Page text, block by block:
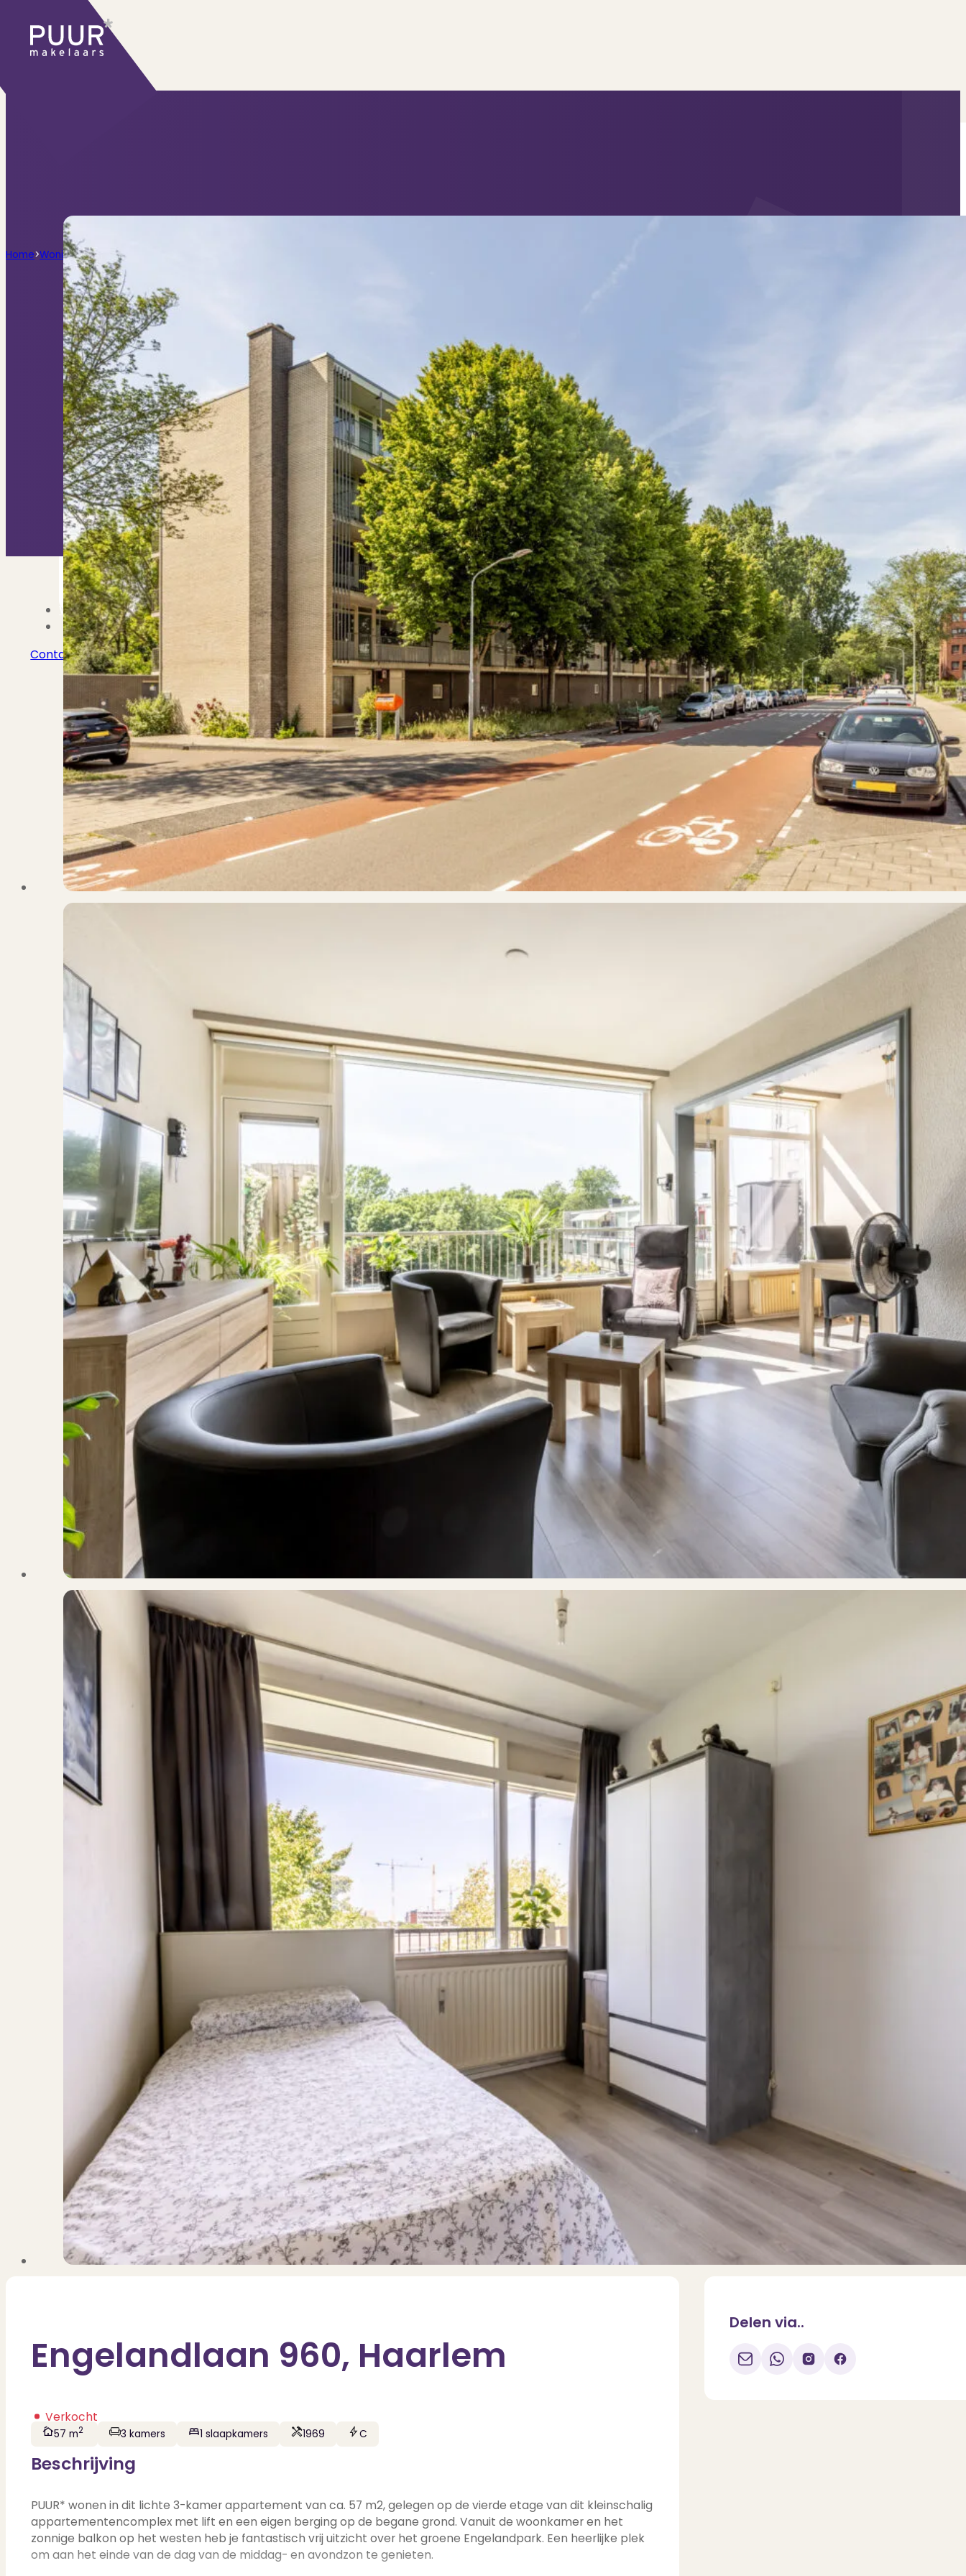
Diensten
Verkoop
Aankoop
TaxatieVoldoe aan alle wettelijke eisen
Stille Verkoop
Nieuwbouw verkopen Vraagt om specialistische kennis...
VerhurenVerhuur uw woning via ons netwerk
Verhuur & Beheer Huurwoningen én beheer op maat
VerbouwenWil jij jouw huis renoveren? Geen probleem!
Alle dienstenBekijk het overzicht van alle diensten..
Blog
Over PUUR*
Over PUUR*Wie zijn wij?
Ons teamLeer ons beter kennen..
Werken bij PUUR* Kom jij ons team versterken?
Onze vestigingen De kracht van 6 vestigingen!
Beoordelingen Dit zeggen klanten over ons
PartnersMaak gebruik van ons netwerk
Verenigingen PUUR* is aangesloten bij...
Werken bij PUUR*
ContactBekijk Vestigingen
Home>Woningen>Engelandlaan 960, Haarlem
Engelandlaan 960, Haarlem
Verkocht
57 m2 3 kamers 1 slaapkamers 1969 C
Beschrijving
PUUR* wonen in dit lichte 3-kamer appartement van ca. 57 m2, gelegen op de vierde etage van dit kleinschalig
appartementencomplex met lift en een eigen berging op de begane grond. Vanuit de woonkamer en het
zonnige balkon op het westen heb je fantastisch vrij uitzicht over het groene Engelandpark. Een heerlijke plek
om aan het einde van de dag van de middag- en avondzon te genieten.
Delen via..